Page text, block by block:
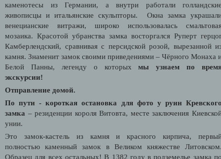
каменотесы из Германии, а внутри работали
живописцы и итальянские скульпторы. Окна замка
венецианские витражи, широко использовалась
мозаика. Красотой убранства замка восторгался Руперт
Камберлендский, сравнивая с персидской розой, вырезанной
камня. Знаменит замок своими приведениями – Чёрного Монаха
Белой Панны, легенду о которыхмы узнаем по
экскурсии!
Отправление домой.
По пути - короткая остановка для фото у руин
замка – резиденции короля Витовта, месте заключения
унии.
Это замок-кастель из камня и красного кирпича,
полностью каменный замок в Великом княжестве
Образец для всех остальных! В 1382 году в подземелье замка